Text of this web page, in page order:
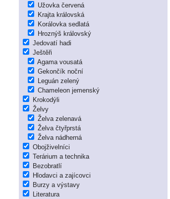
Užovka červená
Krajta královská
Korálovka sedlatá
Hroznýš královský
Jedovatí hadi
Ještěři
Agama vousatá
Gekončík noční
Leguán zelený
Chameleon jemenský
Krokodýli
Želvy
Želva zelenavá
Želva čtyřprstá
Želva nádherná
Obojživelníci
Terárium a technika
Bezobratlí
Hlodavci a zajícovci
Burzy a výstavy
Literatura